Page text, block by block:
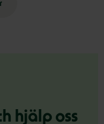
hjälp oss